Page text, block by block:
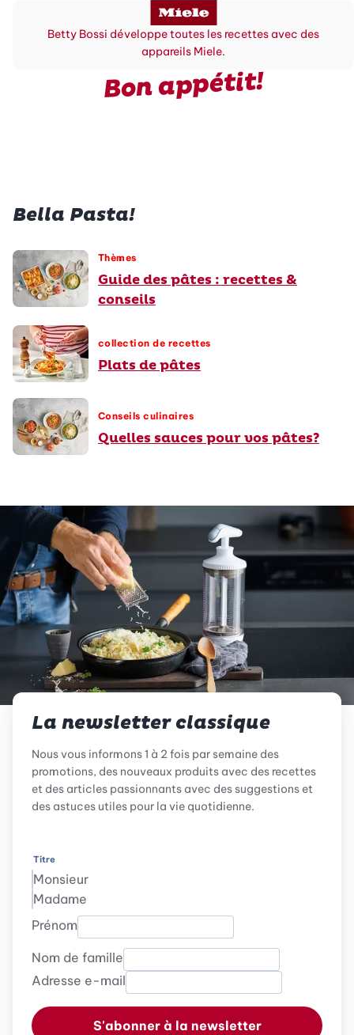
Betty Bossi développe toutes les recettes avec des
appareils Miele.
Bon appétit!
Bella Pasta!
Thèmes
Guide des pâtes : recettes &
conseils
collection de recettes
Plats de pâtes
Conseils culinaires
Quelles sauces pour vos pâtes?
La newsletter classique
Nous vous informons 1 à 2 fois par semaine des
promotions, des nouveaux produits avec des recettes
et des articles passionnants avec des suggestions et
des astuces utiles pour la vie quotidienne.
Titre
Monsieur
Madame
Prénom
Nom de famille
Adresse e-mail
S'abonner à la newsletter